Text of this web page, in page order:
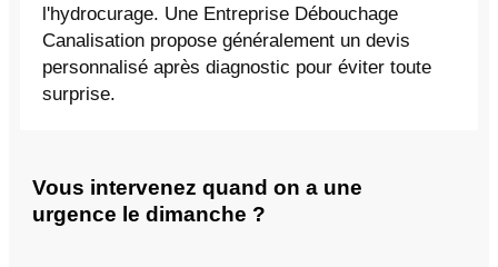
l'hydrocurage. Une Entreprise Débouchage
Canalisation propose généralement un devis
personnalisé après diagnostic pour éviter toute
surprise.
Vous intervenez quand on a une
urgence le dimanche ?